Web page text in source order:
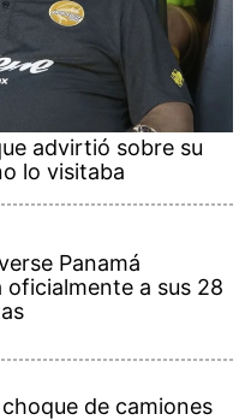
advirtió sobre su
lo visitaba
Panamá
oficialmente a sus 28
de camiones